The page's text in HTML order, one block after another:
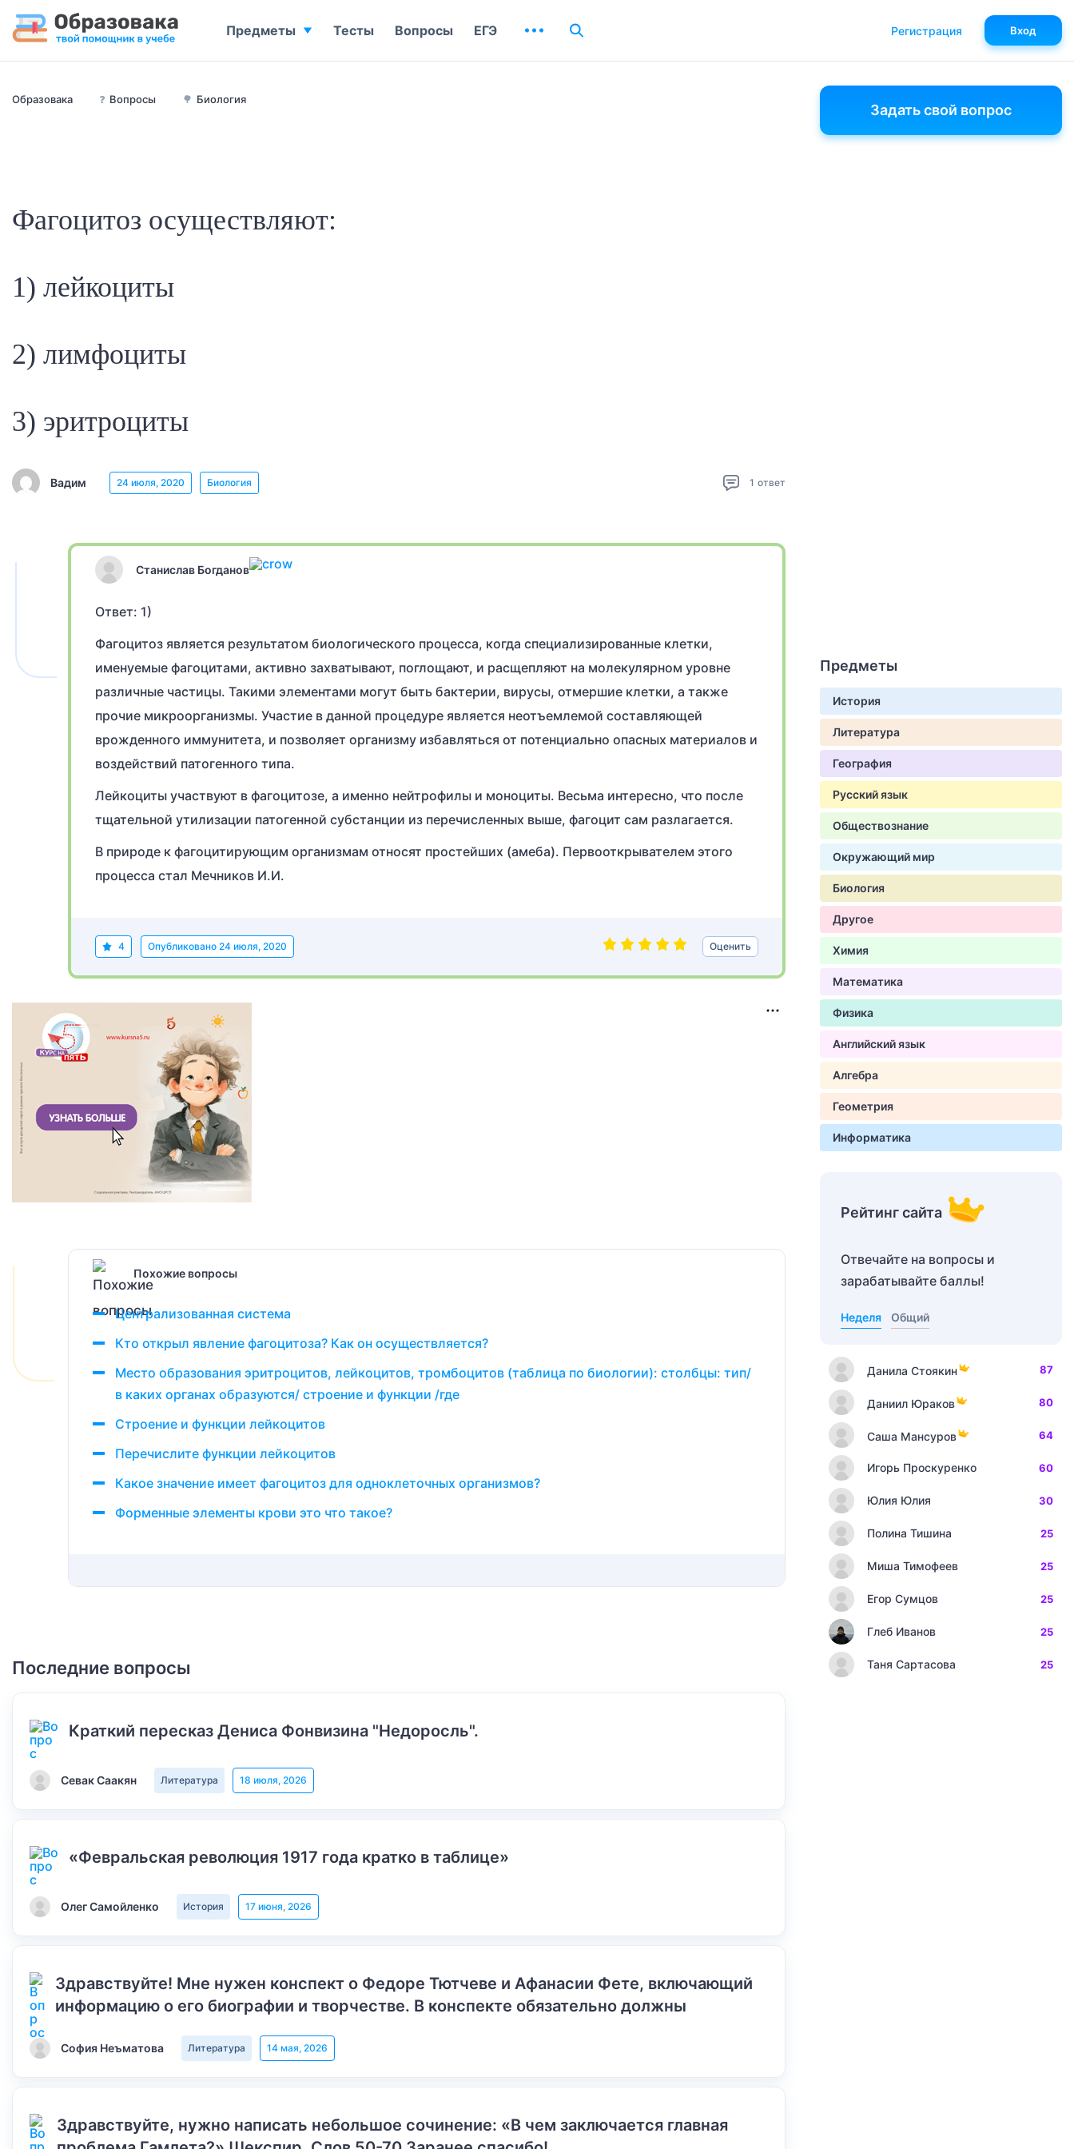
Образовака ❓ Вопросы 🌳 Биология
Фагоцитоз осуществляют:
1) лейкоциты
2) лимфоциты
3) эритроциты
Вадим 24 июля, 2020 Биология 1 ответ
Станислав Богданов
Ответ: 1)
Фагоцитоз является результатом биологического процесса, когда специализированные клетки,
именуемые фагоцитами, активно захватывают, поглощают, и расщепляют на молекулярном уровне
различные частицы. Такими элементами могут быть бактерии, вирусы, отмершие клетки, а также
прочие микроорганизмы. Участие в данной процедуре является неотъемлемой составляющей
врожденного иммунитета, и позволяет организму избавляться от потенциально опасных материалов и
воздействий патогенного типа.
Лейкоциты участвуют в фагоцитозе, а именно нейтрофилы и моноциты. Весьма интересно, что после
тщательной утилизации патогенной субстанции из перечисленных выше, фагоцит сам разлагается.
В природе к фагоцитирующим организмам относят простейших (амеба). Первооткрывателем этого
процесса стал Мечников И.И.
4 Опубликовано 24 июля, 2020 Оценить
Похожие вопросы
Централизованная система
Кто открыл явление фагоцитоза? Как он осуществляется?
Место образования эритроцитов, лейкоцитов, тромбоцитов (таблица по биологии): столбцы: тип/
в каких органах образуются/ строение и функции /где
Строение и функции лейкоцитов
Перечислите функции лейкоцитов
Какое значение имеет фагоцитоз для одноклеточных организмов?
Форменные элементы крови это что такое?
Последние вопросы
Краткий пересказ Дениса Фонвизина "Недоросль".
Севак Саакян Литература 18 июля, 2026
«Февральская революция 1917 года кратко в таблице»
Олег Самойленко История 17 июня, 2026
Здравствуйте! Мне нужен конспект о Федоре Тютчеве и Афанасии Фете, включающий
информацию о его биографии и творчестве. В конспекте обязательно должны
София Неъматова Литература 14 мая, 2026
Здравствуйте, нужно написать небольшое сочинение: «В чем заключается главная
Задать свой вопрос
Предметы
История
Литература
География
Русский язык
Обществознание
Окружающий мир
Биология
Другое
Химия
Математика
Физика
Английский язык
Алгебра
Геометрия
Информатика
Рейтинг сайта
Отвечайте на вопросы и
зарабатывайте баллы!
Неделя Общий
Данила Стоякин 87
Даниил Юраков 80
Саша Мансуров 64
Игорь Проскуренко 60
Юлия Юлия 30
Полина Тишина 25
Миша Тимофеев 25
Егор Сумцов 25
Глеб Иванов 25
Таня Сартасова 25
Предметы Тесты Вопросы ЕГЭ Регистрация Вход